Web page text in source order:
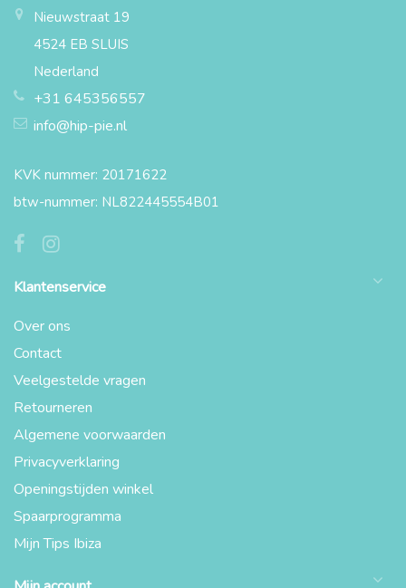
Nieuwstraat 19
4524 EB SLUIS
Nederland
+31 645356557
info@hip-pie.nl
KVK nummer: 20171622
btw-nummer: NL822445554B01
Klantenservice
Over ons
Contact
Veelgestelde vragen
Retourneren
Algemene voorwaarden
Privacyverklaring
Openingstijden winkel
Spaarprogramma
Mijn Tips Ibiza